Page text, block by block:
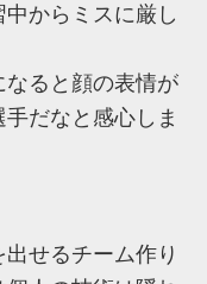
からミスに厳し
なると顔の表情が
手だなと感心しま
せるチーム作り